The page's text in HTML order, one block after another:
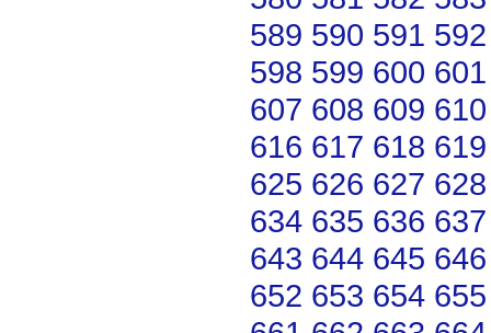
589 590 591 592
598 599 600 601
607 608 609 610
616 617 618 619
625 626 627 628
634 635 636 637
643 644 645 646
652 653 654 655